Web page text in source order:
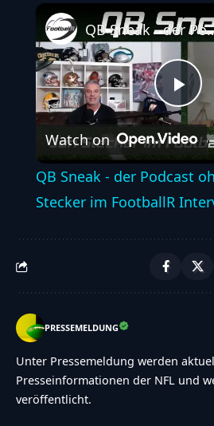
QB Sneak - der Podcast
Watch on
QB Sneak - der Podcast
Stecker im FootballR
PRESSEMELDUNG
Unter Pressemeldung werden
Presseinformationen der NFL und
veröffentlicht.